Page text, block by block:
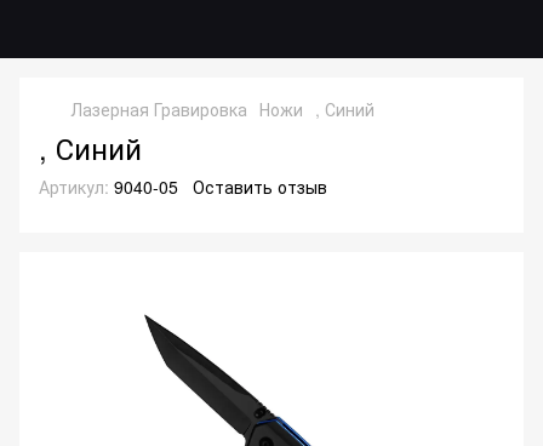
Лазерная Гравировка Ножи , Синий
, Синий
Артикул: 9040-05 Оставить отзыв